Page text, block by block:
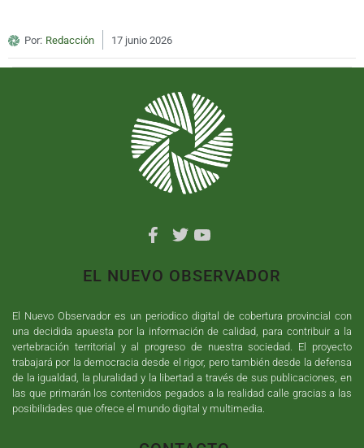
Por: Redacción 17 junio 2026
EL NUEVO OBSERVADOR
El Nuevo Observador es un periodico digital de cobertura provincial con
una decidida apuesta por la información de calidad, para contribuir a la
vertebración territorial y al progreso de nuestra sociedad. El proyecto
trabajará por la democracia desde el rigor, pero también desde la defensa
de la igualdad, la pluralidad y la libertad a través de sus publicaciones, en
las que primarán los contenidos pegados a la realidad calle gracias a las
posibilidades que ofrece el mundo digital y multimedia.